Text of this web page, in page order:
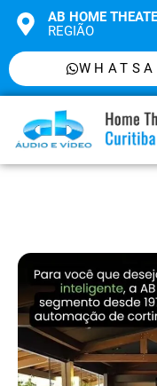
AB HOME
REGIÃO